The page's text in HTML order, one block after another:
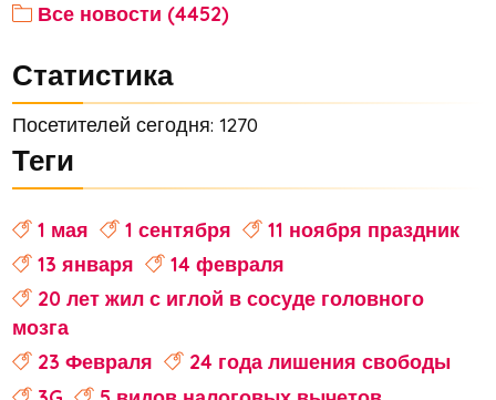
Все новости (4452)
Статистика
Посетителей сегодня: 1270
Теги
1 мая 1 сентября
11 ноября праздник
13 января
14 февраля
20 лет жил с иглой в сосуде головного
мозга
23 Февраля
24 года лишения свободы